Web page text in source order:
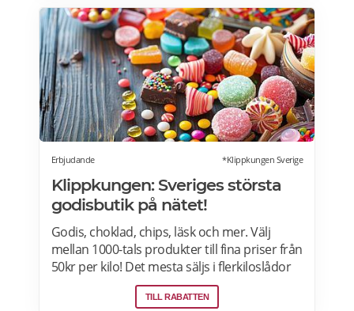
Willys erbjudanden här.
Erbjudande *Klippkungen Sverige
Klippkungen: Sveriges största
godisbutik på nätet!
Godis, choklad, chips, läsk och mer. Välj
mellan 1000-tals produkter till fina priser från
50kr per kilo! Det mesta säljs i flerkiloslådor
men det finns även förpackningar som
lämpar sig bra som presenter.
TILL RABATTEN